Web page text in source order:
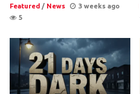
Featured / News
3 weeks ago
5